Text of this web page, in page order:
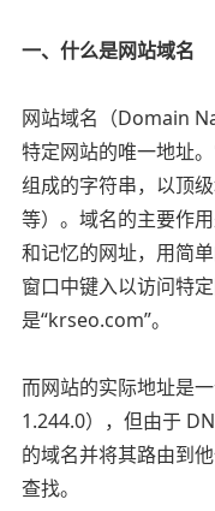
一、什么是网站域名
网站域名（Domain
特定网站的唯一地址
组成的字符串，以顶
等）。域名的主要作
和记忆的网址，用简
窗口中键入以访问特
是“krseo.com”。
而网站的实际地址是
1.244.0），但由于
的域名并将其路由到
查找。